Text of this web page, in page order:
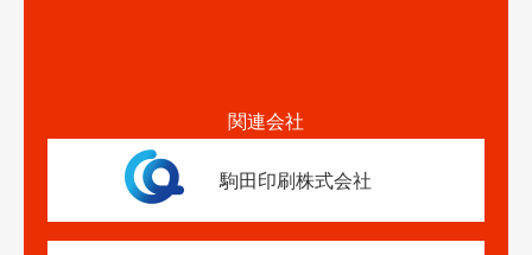
関連会社
駒田印刷株式会社